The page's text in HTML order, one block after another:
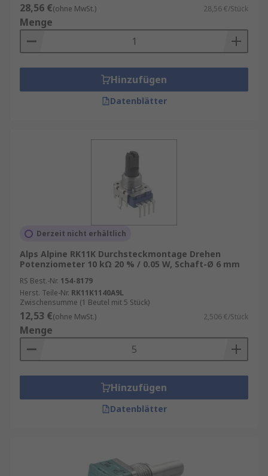
28,56 €(ohne MwSt.) 28,56 €/Stück
Menge
Hinzufügen
Datenblätter
Derzeit nicht erhältlich
Alps Alpine RK11K Durchsteckmontage Drehen
Potenziometer 10 kΩ 20 % / 0.05 W, Schaft-Ø 6 mm
RS Best.-Nr. 154-8179
Herst. Teile-Nr. RK11K1140A9L
Zwischensumme (1 Beutel mit 5 Stück)
12,53 €(ohne MwSt.) 2,506 €/Stück
Menge
Hinzufügen
Datenblätter